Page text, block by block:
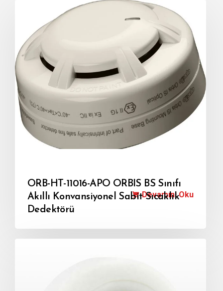
ORB-HT-11016-APO ORBIS BS Sınıfı
Akıllı Konvansiyonel Sabit Sıcaklık
Dedektörü
Devamını Oku